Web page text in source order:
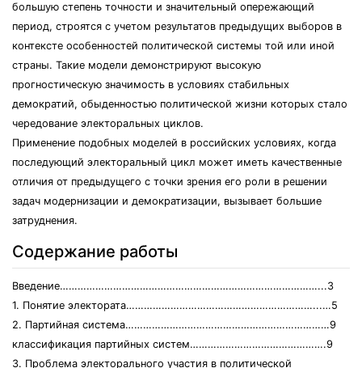
большую степень точности и значительный опережающий
период, строятся с учетом результатов предыдущих выборов в
контексте особенностей политической системы той или иной
страны. Такие модели демонстрируют высокую
прогностическую значимость в условиях стабильных
демократий, обыденностью политической жизни которых стало
чередование электоральных циклов.
Применение подобных моделей в российских условиях, когда
последующий электоральный цикл может иметь качественные
отличия от предыдущего с точки зрения его роли в решении
задач модернизации и демократизации, вызывает большие
затруднения.
Содержание работы
Введение……………………………………………………………………………...3
1. Понятие электората………………………………………………………...…5
2. Партийная система……………………………………………………………9
классификация партийных систем……………………………………….9
3. Проблема электорального участия в политической